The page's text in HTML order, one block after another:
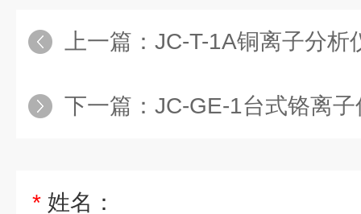
上一篇： JC-T-1A铜离子分析
下一篇： JC-GE-1台式铬离子
* 姓名：